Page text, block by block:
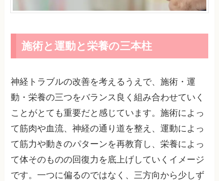
施術と運動と栄養の三本柱
神経トラブルの改善を考えるうえで、施術・運
動・栄養の三つをバランス良く組み合わせていく
ことがとても重要だと感じています。施術によっ
て筋肉や血流、神経の通り道を整え、運動によっ
て筋力や動きのパターンを再教育し、栄養によっ
て体そのものの回復力を底上げしていくイメージ
です。一つに偏るのではなく、三方向から少しず